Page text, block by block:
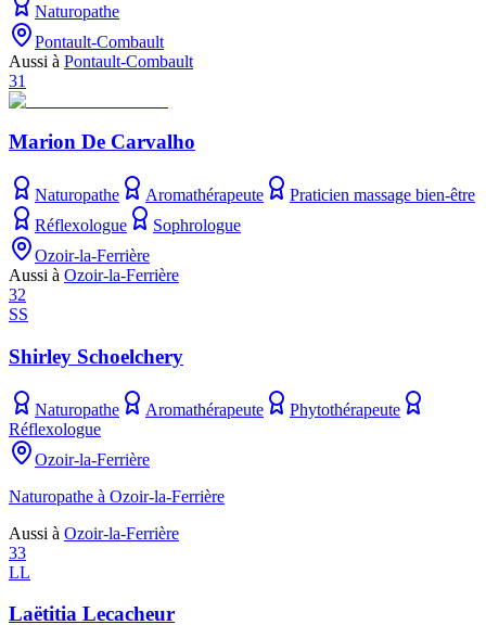
Naturopathe
Pontault-Combault
Aussi à Pontault-Combault
31
Marion De Carvalho
Naturopathe Aromathérapeute
Praticien massage bien-être
Réflexologue
Sophrologue
Ozoir-la-Ferrière
Aussi à Ozoir-la-Ferrière
32
SS
Shirley Schoelchery
Naturopathe Aromathérapeute
Phytothérapeute
Réflexologue
Ozoir-la-Ferrière
Naturopathe à Ozoir-la-Ferrière
Aussi à Ozoir-la-Ferrière
33
LL
Laëtitia Lecacheur